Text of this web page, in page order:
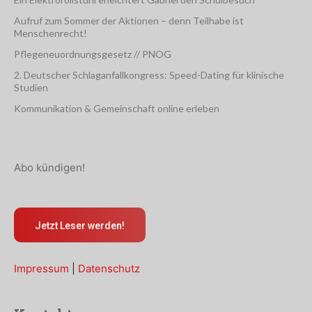
Aufruf zum Sommer der Aktionen – denn Teilhabe ist
Menschenrecht!
Pflegeneuordnungsgesetz // PNOG
2. Deutscher Schlaganfallkongress: Speed-Dating für klinische
Studien
Kommunikation & Gemeinschaft online erleben
Abo kündigen!
Jetzt Leser werden!
Impressum Datenschutz